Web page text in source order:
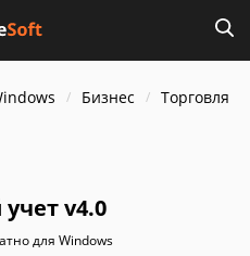
Бизнес
Торговля
v4.0
для Windows